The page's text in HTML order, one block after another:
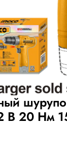
В 20 Нм